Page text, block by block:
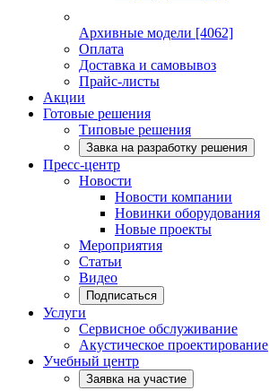
Архивные модели [4062]
Оплата
Доставка и самовывоз
Прайс-листы
Акции
Готовые решения
Типовые решения
Завка на разработку решения
Пресс-центр
Новости
Новости компании
Новинки оборудования
Новые проекты
Мероприятия
Статьи
Видео
Подписаться
Услуги
Сервисное обслуживание
Акустическое проектирование
Учебный центр
Заявка на участие